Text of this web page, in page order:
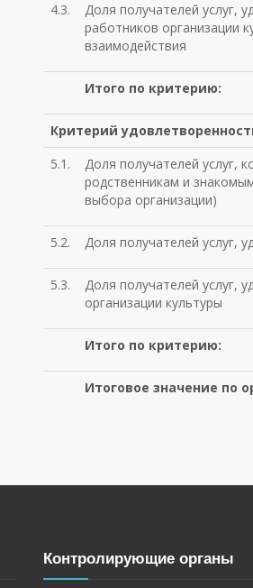
4.3.
Доля получателей услуг,
работников организации
взаимодействия
Итого по критерию:
Критерий
5.1.
Доля получателей услуг,
родственникам и
выбора организации)
5.2. Доля получателей услуг,
5.3.
Доля получателей услуг,
организации культуры
Итого по критерию:
Итоговое значение по
Контролирующие органы